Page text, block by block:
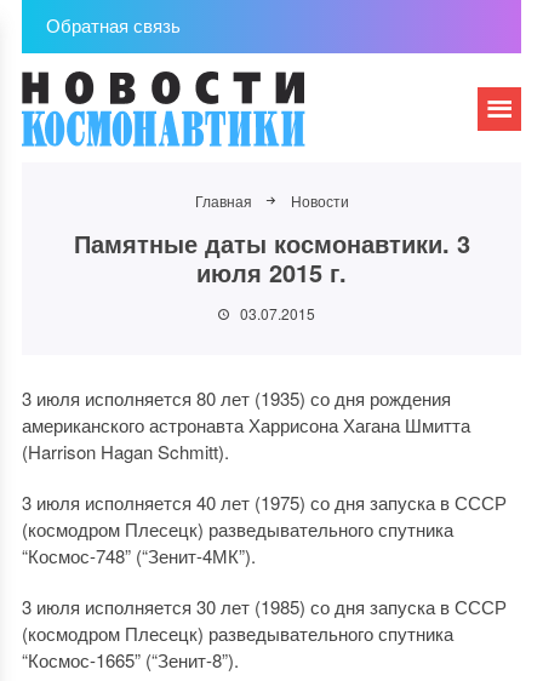
Обратная связь
Главная Новости
Памятные даты космонавтики. 3
июля 2015 г.
03.07.2015
3 июля исполняется 80 лет (1935) со дня рождения
американского астронавта Харрисона Хагана Шмитта
(Harrison Hagan Schmitt).
3 июля исполняется 40 лет (1975) со дня запуска в СССР
(космодром Плесецк) разведывательного спутника
“Космос-748” (“Зенит-4МК”).
3 июля исполняется 30 лет (1985) со дня запуска в СССР
(космодром Плесецк) разведывательного спутника
“Космос-1665” (“Зенит-8”).